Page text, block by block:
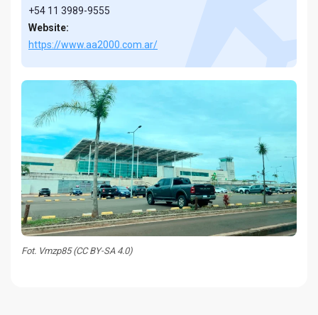
+54 11 3989-9555
Website:
https://www.aa2000.com.ar/
Fot. Vmzp85 (CC BY-SA 4.0)